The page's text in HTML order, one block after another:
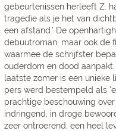
gebeurtenissen herleeft Z.
tragedie als je het van
een afstand.’ De
debuutroman, maar ook de
waarmee de schrijfster
ouderdom en dood
laatste zomer is een unieke
pers werd bestempeld als
prachtige beschouwing
indringend, in droge
zeer ontroerend, een heel